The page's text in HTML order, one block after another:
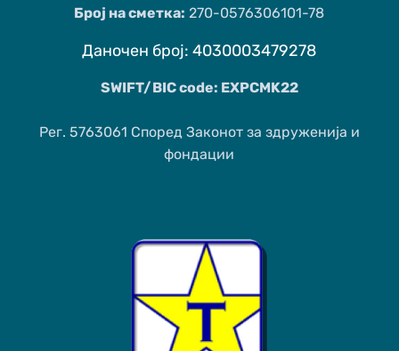
Број на сметка: 270-0576306101-78
Даночен број: 4030003479278
SWIFT/BIC code: EXPCMK22
Рег. 5763061 Според Законот за здруженија и
фондации